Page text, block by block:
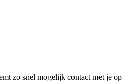
zo snel mogelijk contact met je op